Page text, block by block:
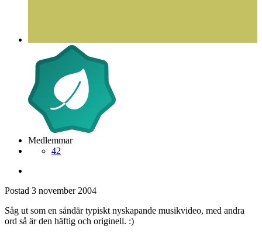
Medlemmar
42
Postad 3 november 2004
Såg ut som en såndär typiskt nyskapande musikvideo, med andra
ord så är den häftig och originell. :)